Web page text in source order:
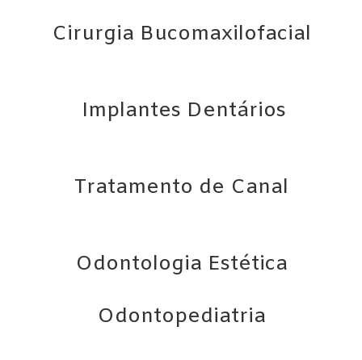
Cirurgia Bucomaxilofacial
Implantes Dentários
Tratamento de Canal
Odontologia Estética
Odontopediatria